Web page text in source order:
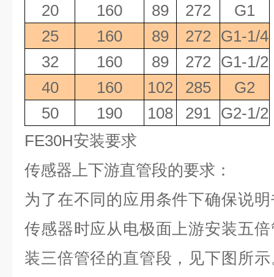
20
160 89 272
G1
25
160 89 272 G1-1/4
32
160 89 272 G1-1/2
40
160 102 285
G2
50
190 108 291 G2-1/2
FE30H安装要求
传感器上下游直管段的要求：
为了在不同的应用条件下确保说
传感器时应从电极面上游安装五
装三倍管径的直管段，见下图所